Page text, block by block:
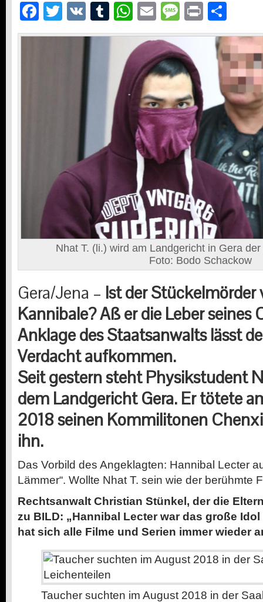
Facebook
Twitter
VK Tumblr
WhatsApp
EmailMessage
Print
Nhat T. (li.) wird am Landgericht in Gera
Foto: Bodo Schackow
Gera/Jena – Ist der Stückelmörder
Kannibale? Aß er die Leber seines
Anklage des Staatsanwalts lässt
Verdacht aufkommen.
Seit gestern steht Physikstudent
dem Landgericht Gera. Er tötete
2018 seinen Kommilitonen
ihn.
Das Vorbild des Angeklagten: Hannibal Lecter
Lämmer“. Wollte Nhat T. sein wie der berühmte
Rechtsanwalt Christian Stünkel, der die
zu BILD: „Hannibal Lecter war das große
hat sich alle Filme und Serien immer wieder
Taucher suchten im August 2018 in der